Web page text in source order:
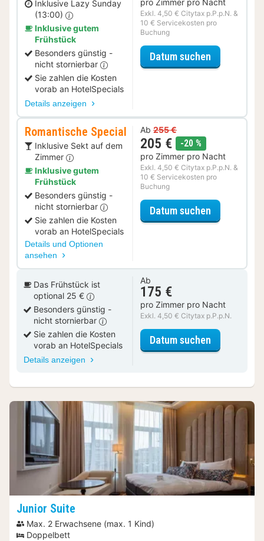
Inklusive Lazy Sunday
(13:00)
Inklusive gutem
Frühstück
Besonders günstig -
nicht stornierbar
Sie zahlen die Kosten
vorab an HotelSpecials
Details anzeigen
pro Zimmer pro Nacht
Exkl. 4,50 € Citytax p.P.p.N. &
10 € Servicekosten pro
Buchung
Datum suchen
Romantische Special
Inklusive Sekt auf dem
Zimmer
Inklusive gutem
Frühstück
Besonders günstig -
nicht stornierbar
Sie zahlen die Kosten
vorab an HotelSpecials
Details und Optionen
ansehen
Ab 255 €
205 € -20 %
pro Zimmer pro Nacht
Exkl. 4,50 € Citytax p.P.p.N. &
10 € Servicekosten pro
Buchung
Datum suchen
Das Frühstück ist
optional 25 €
Besonders günstig -
nicht stornierbar
Sie zahlen die Kosten
vorab an HotelSpecials
Details anzeigen
Ab
175 €
pro Zimmer pro Nacht
Exkl. 4,50 € Citytax p.P.p.N.
Datum suchen
Junior Suite
Max. 2 Erwachsene (max. 1 Kind)
Doppelbett